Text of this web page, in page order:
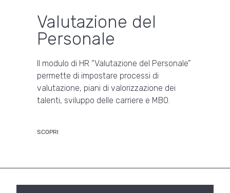
Valutazione del
Personale
Il modulo di HR “Valutazione del Personale”
permette di impostare processi di
valutazione, piani di valorizzazione dei
talenti, sviluppo delle carriere e MBO.
SCOPRI